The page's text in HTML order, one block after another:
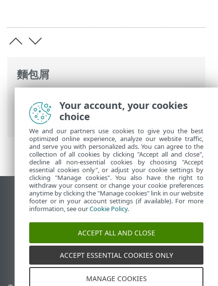
麵包屑
安裝>Windows 中的元件安裝> 伺服器安
裝 - Windows
檢視桌面網站
End of Life
ESET 知識庫
ESET Status Portal
Your account, your cookies
choice
We and our partners use cookies to give you the best
optimized online experience, analyze our website traffic,
and serve you with personalized ads. You can agree to the
collection of all cookies by clicking "Accept all and close",
decline all non-essential cookies by choosing "Accept
essential cookies only", or adjust your cookie settings by
clicking "Manage cookies". You also have the right to
withdraw your consent or change your cookie preferences
anytime by clicking the "Manage cookies" link in our website
footer or in your account settings (if available). For more
information, see ourCookie Policy.
ACCEPT ALL AND CLOSE
ACCEPT ESSENTIAL COOKIES ONLY
MANAGE COOKIES